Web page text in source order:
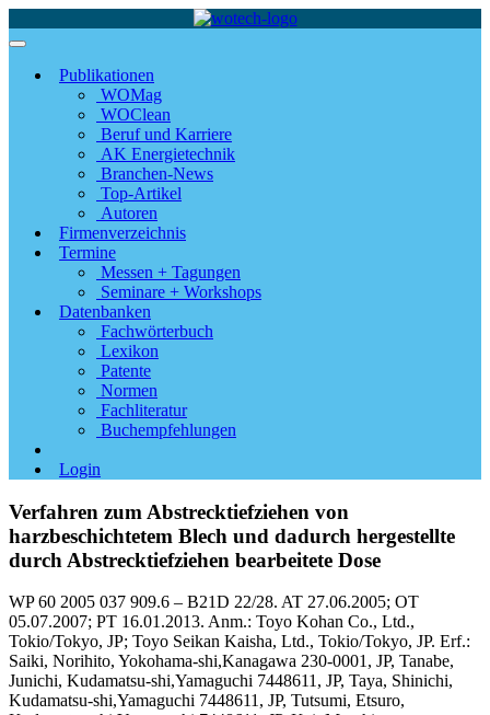
Publikationen
WOMag
WOClean
Beruf und Karriere
AK Energietechnik
Branchen-News
Top-Artikel
Autoren
Firmenverzeichnis
Termine
Messen + Tagungen
Seminare + Workshops
Datenbanken
Fachwörterbuch
Lexikon
Patente
Normen
Fachliteratur
Buchempfehlungen
Login
Verfahren zum Abstrecktiefziehen von
harzbeschichtetem Blech und dadurch hergestellte
durch Abstrecktiefziehen bearbeitete Dose
WP 60 2005 037 909.6 – B21D 22/28. AT 27.06.2005; OT
05.07.2007; PT 16.01.2013. Anm.: Toyo Kohan Co., Ltd.,
Tokio/Tokyo, JP; Toyo Seikan Kaisha, Ltd., Tokio/Tokyo, JP. Erf.:
Saiki, Norihito, Yokohama-shi,Kanagawa 230-0001, JP, Tanabe,
Junichi, Kudamatsu-shi,Yamaguchi 7448611, JP, Taya, Shinichi,
Kudamatsu-shi,Yamaguchi 7448611, JP, Tutsumi, Etsuro,